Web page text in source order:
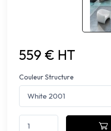
559 € HT
Couleur Structure